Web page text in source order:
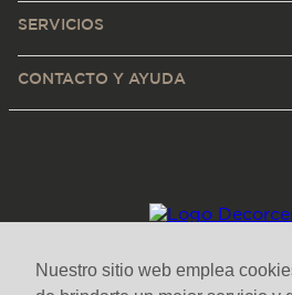
Nuestro sitio web emplea
SERVICIOS
CONTACTO Y AYUDA